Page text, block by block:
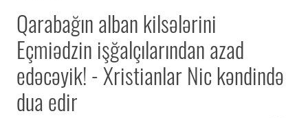
Qarabağın alban kilsələrini
Eçmiədzin işğalçılarından azad
edəcəyik! - Xristianlar Nic kəndində
dua edir